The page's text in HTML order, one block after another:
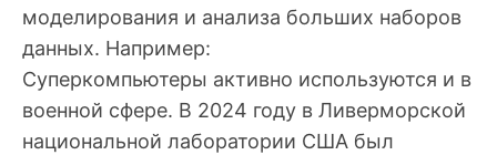
моделирования и анализа больших наборов
данных. Например:
Суперкомпьютеры активно используются и в
военной сфере. В 2024 году в Ливерморской
национальной лаборатории США был